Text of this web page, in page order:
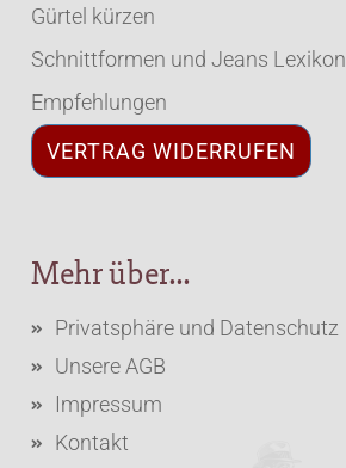
Gürtel kürzen
Schnittformen und Jeans Lexikon
Empfehlungen
VERTRAG WIDERRUFEN
Mehr über...
Privatsphäre und Datenschutz
Unsere AGB
Impressum
Kontakt